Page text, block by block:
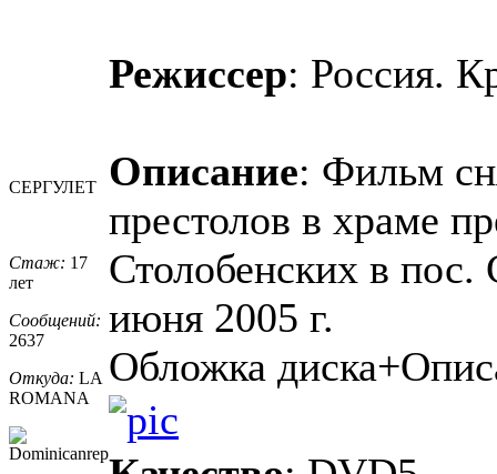
СЕРГУЛЕТ
Стаж: 17
лет
Сообщений:
2637
Откуда: LA
ROMANA
Режиссер: Россия.
Описание: Фильм
престолов в храме
Столобенских в
июня 2005 г.
Обложка